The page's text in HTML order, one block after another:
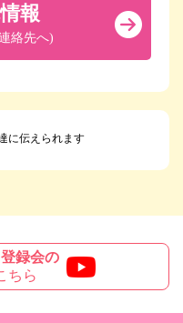
報
絡先へ)
に伝えられます
録会の
ちら